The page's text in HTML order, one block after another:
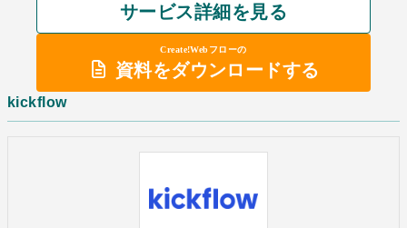
サービス詳細を見る
Create!Webフローの
資料をダウンロードする
kickflow